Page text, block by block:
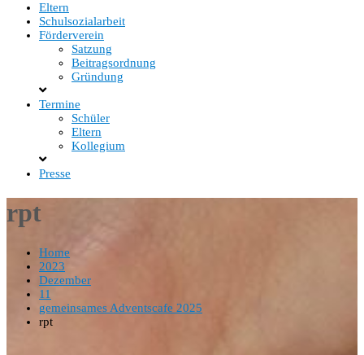
Eltern
Schulsozialarbeit
Förderverein
Satzung
Beitragsordnung
Gründung
Termine
Schüler
Eltern
Kollegium
Presse
rpt
Home
2023
Dezember
11
gemeinsames Adventscafe 2025
rpt